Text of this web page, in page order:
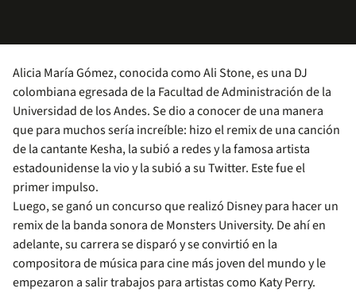
Alicia María Gómez, conocida como Ali Stone, es una DJ
colombiana egresada de la Facultad de Administración de la
Universidad de los Andes. Se dio a conocer de una manera
que para muchos sería increíble: hizo el remix de una canción
de la cantante Kesha, la subió a redes y la famosa artista
estadounidense la vio y la subió a su Twitter. Este fue el
primer impulso.
Luego, se ganó un concurso que realizó Disney para hacer un
remix de la banda sonora de Monsters University. De ahí en
adelante, su carrera se disparó y se convirtió en la
compositora de música para cine más joven del mundo y le
empezaron a salir trabajos para artistas como Katy Perry.